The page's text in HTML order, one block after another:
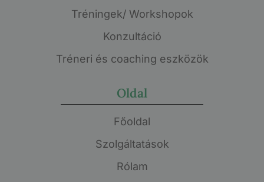
Tréningek/ Workshopok
Konzultáció
Tréneri és coaching eszközök
Oldal
Főoldal
Szolgáltatások
Rólam